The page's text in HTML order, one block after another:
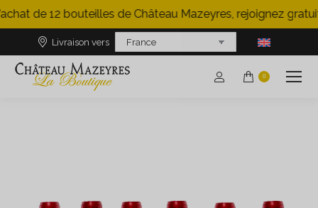
de 12 bouteilles de Château Mazeyres, rejoignez
Livraison vers
0